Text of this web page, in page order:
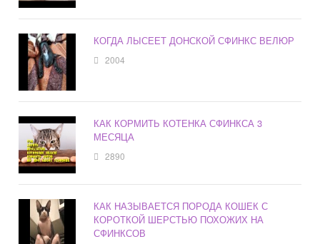
КОГДА ЛЫСЕЕТ ДОНСКОЙ СФИНКС ВЕЛЮР
2004
КАК КОРМИТЬ КОТЕНКА СФИНКСА 3
МЕСЯЦА
2890
КАК НАЗЫВАЕТСЯ ПОРОДА КОШЕК С
КОРОТКОЙ ШЕРСТЬЮ ПОХОЖИХ НА
СФИНКСОВ